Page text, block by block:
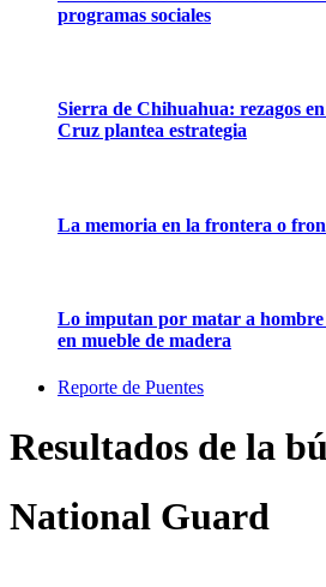
programas sociales
Sierra de Chihuahua: rezagos
Cruz plantea estrategia
La memoria en la frontera o
Lo imputan por matar a
en mueble de madera
Reporte de Puentes
Resultados de la
National Guard